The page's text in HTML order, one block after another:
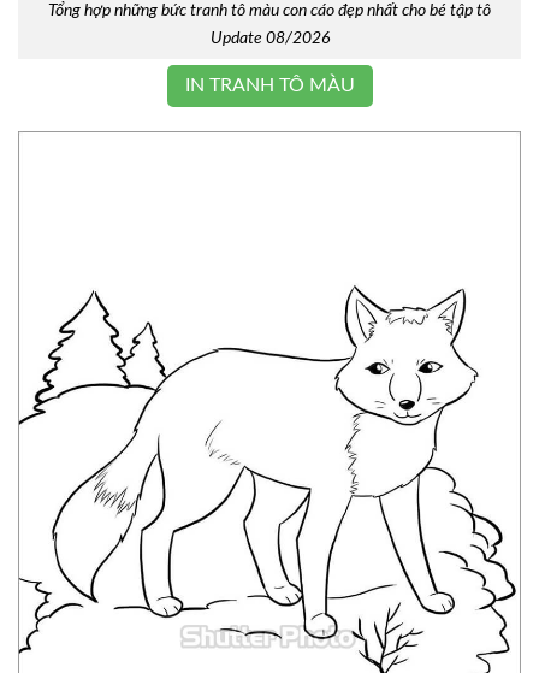
Tổng hợp những bức tranh tô màu con cáo đẹp nhất cho bé tập tô
Update 08/2026
IN TRANH TÔ MÀU